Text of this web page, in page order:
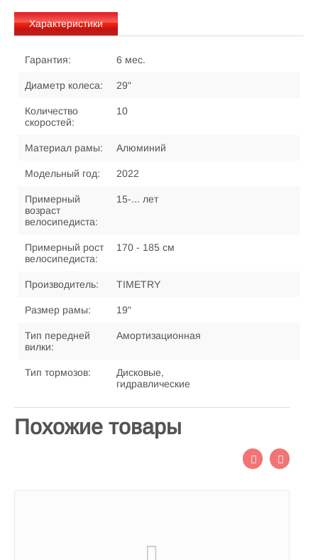
Характеристики
Гарантия: 6 мес.
Диаметр колеса: 29"
Количество
скоростей:
10
Материал рамы: Алюминий
Модельный год: 2022
Примерный
возраст
велосипедиста:
15-... лет
Примерный рост
велосипедиста:
170 - 185 см
Производитель: TIMETRY
Размер рамы: 19"
Тип передней
вилки:
Амортизационная
Тип тормозов:
Дисковые,
гидравлические
Похожие товары